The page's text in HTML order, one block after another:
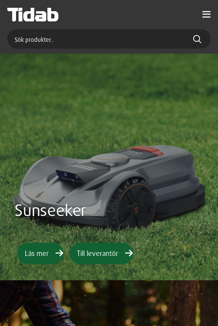
Sunseeker
Läs mer Till leverantör